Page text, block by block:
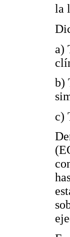
la
a)
b)
c)